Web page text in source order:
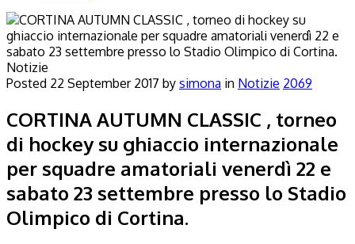
Notizie
Posted 22 September 2017 by simona in Notizie 2069
CORTINA AUTUMN CLASSIC , torneo
di hockey su ghiaccio internazionale
per squadre amatoriali venerdì 22 e
sabato 23 settembre presso lo Stadio
Olimpico di Cortina.